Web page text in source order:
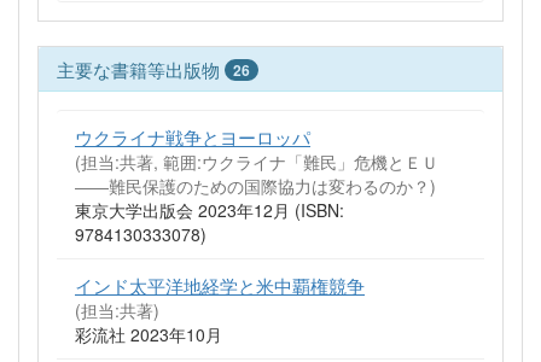
主要な書籍等出版物 26
ウクライナ戦争とヨーロッパ
(担当:共著, 範囲:ウクライナ「難民」危機とＥＵ
――難民保護のための国際協力は変わるのか？)
東京大学出版会 2023年12月 (ISBN:
9784130333078)
インド太平洋地経学と米中覇権競争
(担当:共著)
彩流社 2023年10月